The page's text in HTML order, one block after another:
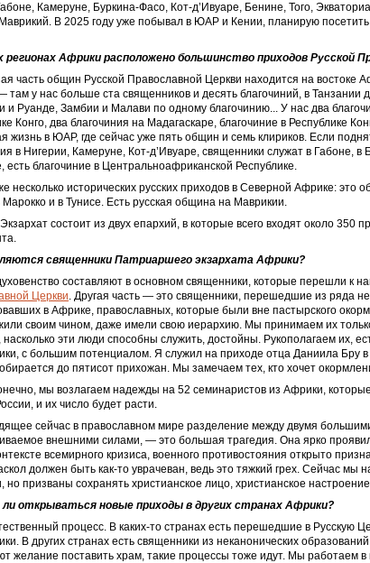
Камеруне, Буркина-­Фасо, Кот-д’Ивуаре, Бенине, Того,
В 2025 году уже побывал в ЮАР и Кении, планирую
регионах Африки расположено большинство приходов Русской
часть общин Русской Православной Церкви находится на востоке
там у нас больше ста священников и десять благочиний, в Танзании
и Руанде, Замбии и Малави по одному благочинию... У нас два
Конго, два благочиния на Мадагаскаре, благочиние в Республике
жизнь в ЮАР, где сейчас уже пять общин и семь клириков. Если
в Нигерии, Камеруне, Кот-д’Ивуаре, священники служат в Габоне, в
есть благочиние в Центральноафриканской Республике.
несколько исторических русских приходов в Северной Африке: это
Марокко и в Тунисе. Есть русская община на Маврикии.
состоит из двух епархий, в которые всего входят около 350
священники Патриаршего экзархата Африки?
составляют в основном священники, которые перешли к
Церкви. Другая часть — это священники, перешедшие из ряда
в Африке, православных, которые были вне пастырского
своим чином, даже имели свою иерархию. Мы принимаем их
эти люди способны служить, достойны. Рукополагаем их,
с большим потенциалом. Я служил на приходе отца Даниила Бру в
до пятисот прихожан. Мы замечаем тех, кто хочет
мы возлагаем надежды на 52 семинаристов из Африки,
и их число будет расти.
сейчас в православном мире разделение между двумя
внешними силами, — это большая трагедия. Она ярко
всемирного кризиса, военного противостояния открыто
должен быть как-то уврачеван, ведь это тяжкий грех. Сейчас мы
но призваны сохранять христианское лицо, христианское
открываться новые приходы в других странах Африки?
процесс. В каких-то странах есть перешедшие в Русскую
В других странах есть священники из неканонических
желание поставить храм, такие процессы тоже идут. Мы работаем